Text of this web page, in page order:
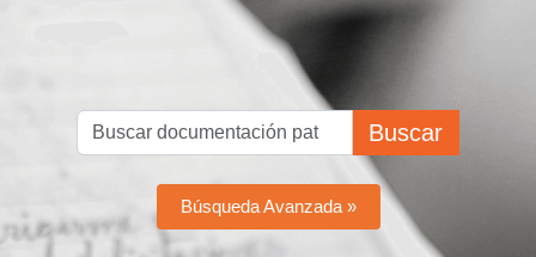
Buscar
Búsqueda Avanzada »